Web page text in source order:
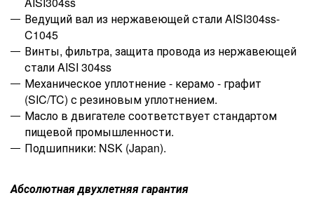
Ведущий вал из нержавеющей стали AISI304ss-
C1045
Винты, фильтра, защита провода из нержавеющей
стали AISI 304ss
Механическое уплотнение - керамо - графит
(SIC/TC) с резиновым уплотнением.
Масло в двигателе соответствует стандартом
пищевой промышленности.
Подшипники: NSK (Japan).
Абсолютная двухлетняя гарантия